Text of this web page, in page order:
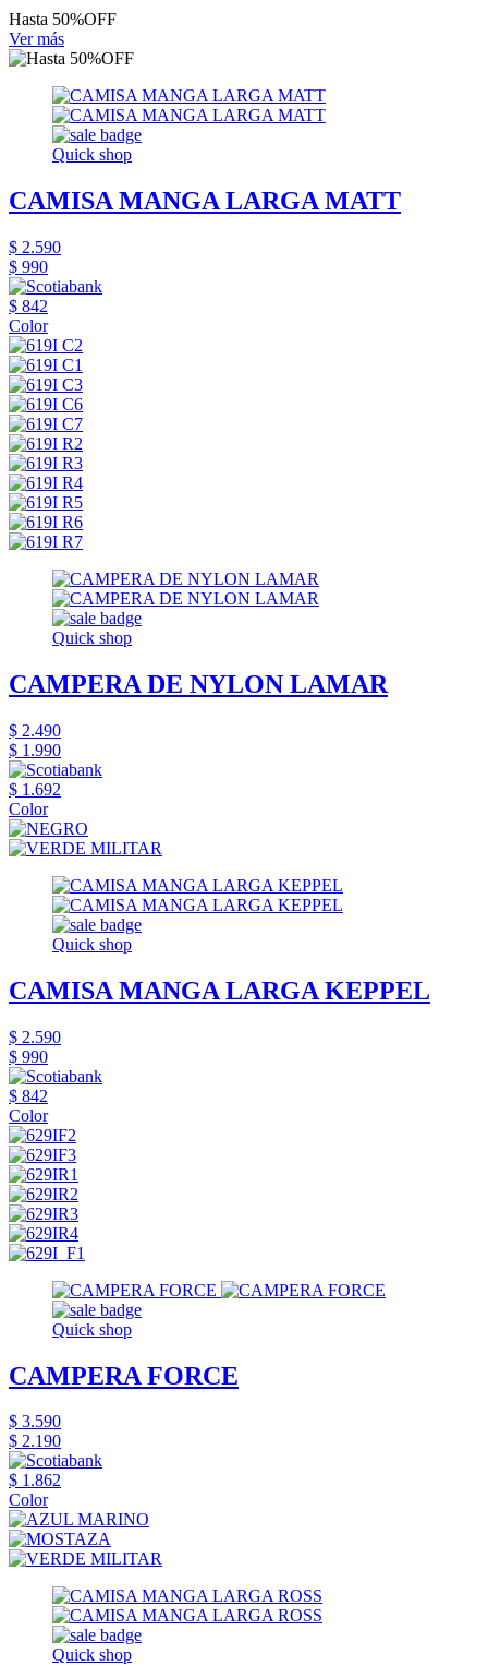
Hasta 50%OFF
Ver más
Quick shop
CAMISA MANGA LARGA MATT
$ 2.590
$ 990
$ 842
Color
Quick shop
CAMPERA DE NYLON LAMAR
$ 2.490
$ 1.990
$ 1.692
Color
Quick shop
CAMISA MANGA LARGA KEPPEL
$ 2.590
$ 990
$ 842
Color
Quick shop
CAMPERA FORCE
$ 3.590
$ 2.190
$ 1.862
Color
Quick shop